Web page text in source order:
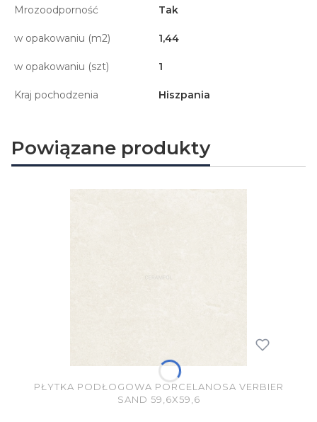
Mrozoodporność Tak
w opakowaniu (m2) 1,44
w opakowaniu (szt) 1
Kraj pochodzenia Hiszpania
Powiązane produkty
PŁYTKA PODŁOGOWA PORCELANOSA VERBIER
SAND 59,6X59,6